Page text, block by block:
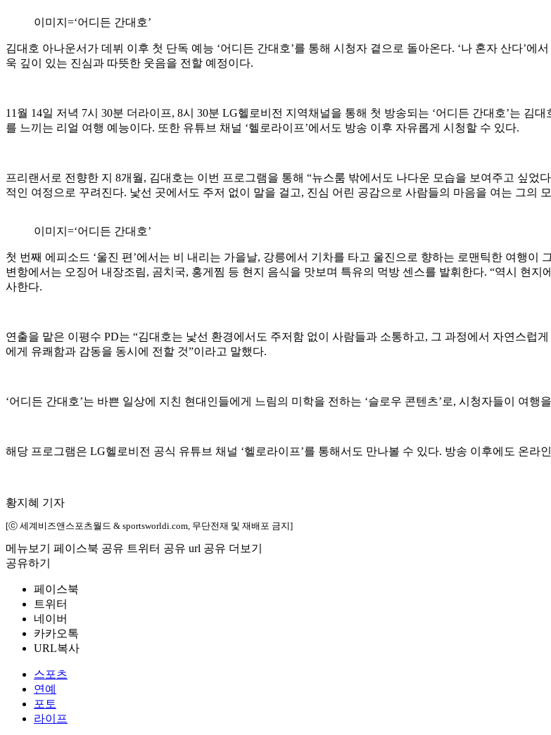
이미지=‘어디든 간대호’
김대호 아나운서가 데뷔 이후 첫 단독 예능 ‘어디든 간대호’를 통해 시청자 곁으로 돌아온다. ‘나 혼자 산다’
욱 깊이 있는 진심과 따뜻한 웃음을 전할 예정이다.
11월 14일 저녁 7시 30분 더라이프, 8시 30분 LG헬로비전 지역채널을 통해 첫 방송되는 ‘어디든 간대호’는
를 느끼는 리얼 여행 예능이다. 또한 유튜브 채널 ‘헬로라이프’에서도 방송 이후 자유롭게 시청할 수 있다.
프리랜서로 전향한 지 8개월, 김대호는 이번 프로그램을 통해 “뉴스룸 밖에서도 나다운 모습을 보여주고 싶었
적인 여정으로 꾸려진다. 낯선 곳에서도 주저 없이 말을 걸고, 진심 어린 공감으로 사람들의 마음을 여는 그의
이미지=‘어디든 간대호’
첫 번째 에피소드 ‘울진 편’에서는 비 내리는 가을날, 강릉에서 기차를 타고 울진으로 향하는 로맨틱한 여행
변항에서는 오징어 내장조림, 곰치국, 홍게찜 등 현지 음식을 맛보며 특유의 먹방 센스를 발휘한다. “역시 현
사한다.
연출을 맡은 이평수 PD는 “김대호는 낯선 환경에서도 주저함 없이 사람들과 소통하고, 그 과정에서 자연스럽
에게 유쾌함과 감동을 동시에 전할 것”이라고 말했다.
‘어디든 간대호’는 바쁜 일상에 지친 현대인들에게 느림의 미학을 전하는 ‘슬로우 콘텐츠’로, 시청자들이 여
해당 프로그램은 LG헬로비전 공식 유튜브 채널 ‘헬로라이프’를 통해서도 만나볼 수 있다. 방송 이후에도 온라
황지혜 기자
[ⓒ 세계비즈앤스포츠월드 & sportsworldi.com, 무단전재 및 재배포 금지]
메뉴보기 페이스북 공유 트위터 공유 url 공유 더보기
공유하기
페이스북
트위터
네이버
카카오톡
URL복사
스포츠
연예
포토
라이프